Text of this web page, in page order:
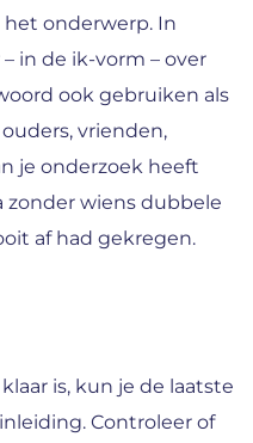
onderwerp. In
in de ik-vorm – over
ook gebruiken als
vrienden,
je onderzoek heeft
wiens dubbele
af had gekregen.
is, kun je de laatste
Controleer of